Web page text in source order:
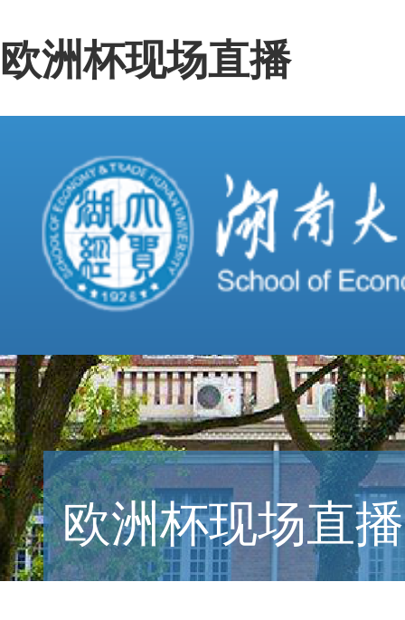
欧洲杯现场直播
欧洲杯现场直播